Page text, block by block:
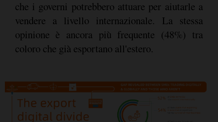
che i governi potrebbero attuare per aiutarle a
vendere a livello internazionale. La stessa
opinione è ancora più frequente (48%) tra
coloro che già esportano all'estero.